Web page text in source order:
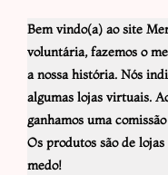
Bem vindo(a) ao site
voluntária, fazemos o
a nossa história. Nós
algumas lojas virtuais.
ganhamos uma
Os produtos são de
medo!